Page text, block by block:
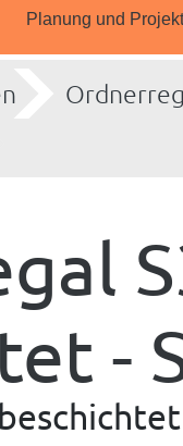
Planung und
-